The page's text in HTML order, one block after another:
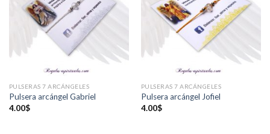
lista de
deseos
PULSERAS 7 ARCÁNGELES
Pulsera arcángel Gabriel
4.00$
lista de
deseos
PULSERAS 7 ARCÁNGELES
Pulsera arcángel Jofiel
4.00$